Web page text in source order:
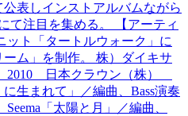
表しインストアルバムながら
て注目を集める。 【アーティ
ト「タートルウォーク」に
ム」を制作。 株）ダイキサ
2010 日本クラウン（株）
生まれて」／編曲、Bass演奏
「太陽と月」／編曲、